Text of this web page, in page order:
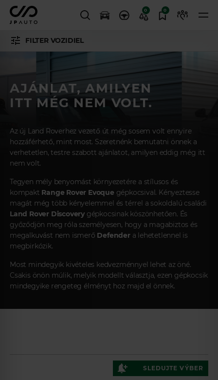
0 0
AJÁNLAT, AMILYEN
ITT MÉG NEM VOLT.
Az új Land Roverhez vezető út még sosem volt ennyire
hozzáférhető, mint most. Szeretnénk bemutatni önnek a
verhetetlen, testre szabott ajánlatot, amilyen eddig még itt
nem volt.
Tegyen mély benyomást környezetére a stílusos és
kompakt Range Rover Evoque gépkocsival. Kényeztesse
magát még több kényelemmel és térrel a sokoldalú családi
Land Rover Discovery gépkocsinak köszönhetően. És
győződjön meg róla személyesen, hogy a magabiztos és
megalkuvást nem ismerő Defender a lehetetlennel is
megbirkózik.
Most mindegyik kivételes kedvezménnyel lehet az öné.
Csakis önön múlik, melyik modellt választja, ezen gépkocsik
mindegyike rengeteg élményt hoz majd el önnek.
FILTER VOZIDIEL
SLEDUJTE VÝBER